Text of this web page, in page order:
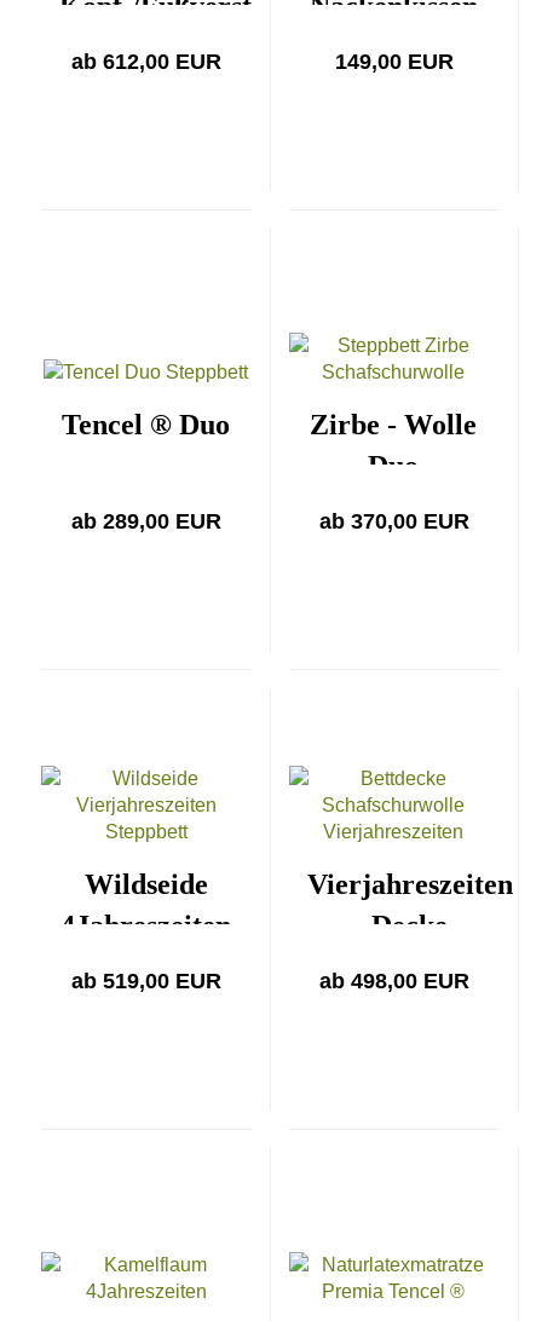
ab 612,00 EUR 149,00 EUR
Tencel ® Duo
ab 289,00 EUR
Zirbe - Wolle
Duo
ab 370,00 EUR
Wildseide
4Jahreszeiten
ab 519,00 EUR
Vierjahreszeiten
Decke
ab 498,00 EUR